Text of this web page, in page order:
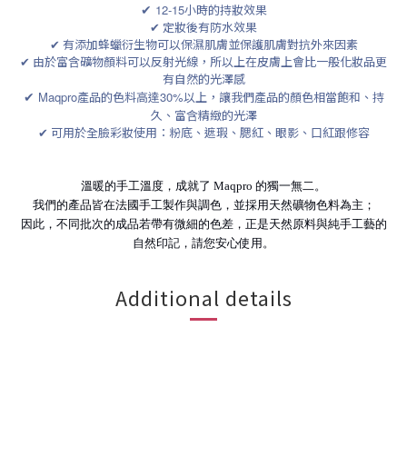
✔ 12-15小時的持妝效果
✔ 定妝後有防水效果
✔ 有添加蜂蠟衍生物可以保濕肌膚並保護肌膚對抗外來因素
✔ 由於富含礦物顏料可以反射光線，所以上在皮膚上會比一般化妝品更
有自然的光澤感
✔ Maqpro產品的色料高達30%以上，讓我們產品的顏色相當飽和、持
久、富含精緻的光澤
✔ 可用於全臉彩妝使用：粉底、遮瑕、腮紅、眼影、口紅跟修容
溫暖的手工溫度，成就了 Maqpro 的獨一無二。
我們的產品皆在法國手工製作與調色，並採用天然礦物色料為主；
因此，不同批次的成品若帶有微細的色差，正是天然原料與純手工藝的
自然印記，請您安心使用。
Additional details